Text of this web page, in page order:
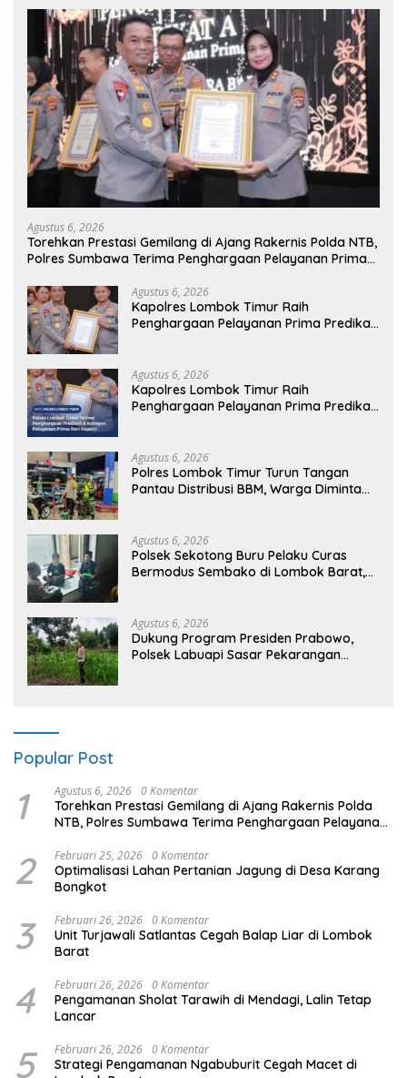
Agustus 6, 2026
Torehkan Prestasi Gemilang di Ajang Rakernis Polda NTB,
Polres Sumbawa Terima Penghargaan Pelayanan Prima
Agustus 6, 2026
Kapolres Lombok Timur Raih
Penghargaan Pelayanan Prima Predikat
Agustus 6, 2026
Kapolres Lombok Timur Raih
Penghargaan Pelayanan Prima Predikat
Agustus 6, 2026
Polres Lombok Timur Turun Tangan
Pantau Distribusi BBM, Warga Diminta
Agustus 6, 2026
Polsek Sekotong Buru Pelaku Curas
Bermodus Sembako di Lombok Barat,
Agustus 6, 2026
Dukung Program Presiden Prabowo,
Polsek Labuapi Sasar Pekarangan
Popular Post
1 Agustus 6, 2026 0 Komentar
Torehkan Prestasi Gemilang di Ajang Rakernis Polda
NTB, Polres Sumbawa Terima Penghargaan Pelayanan
2 Februari 25, 2026 0 Komentar
Optimalisasi Lahan Pertanian Jagung di Desa Karang
Bongkot
3 Februari 26, 2026 0 Komentar
Unit Turjawali Satlantas Cegah Balap Liar di Lombok
Barat
4 Februari 26, 2026 0 Komentar
Pengamanan Sholat Tarawih di Mendagi, Lalin Tetap
Lancar
5 Februari 26, 2026 0 Komentar
Strategi Pengamanan Ngabuburit Cegah Macet di